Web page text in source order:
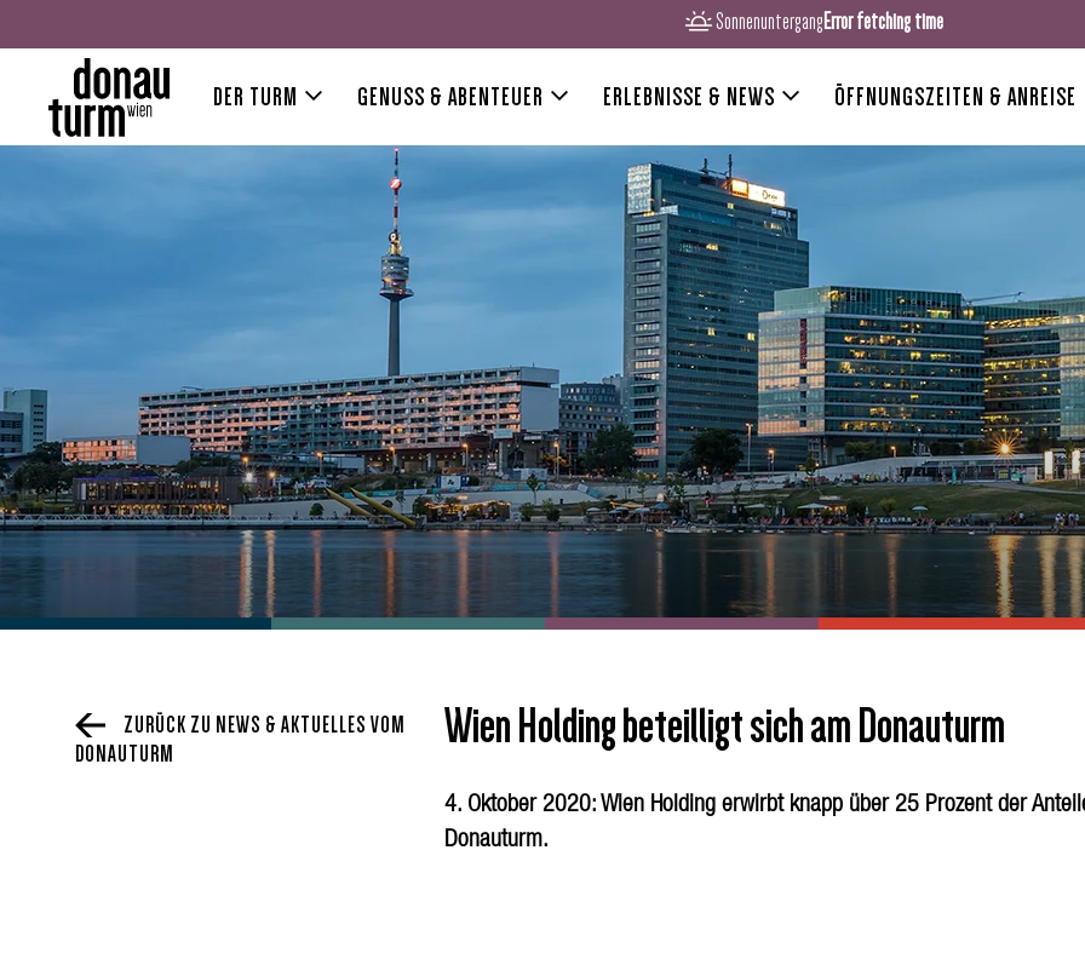
SonnenuntergangError fetching time
DER TURM GENUSS & ABENTEUER ERLEBNISSE & NEWS ÖFFNUNGSZEITEN & ANREISE
ZURÜCK ZU NEWS & AKTUELLES VOM
DONAUTURM
Wien Holding beteilligt sich am Donauturm
4. Oktober 2020: Wien Holding erwirbt knapp über 25 Prozent der
Donauturm.